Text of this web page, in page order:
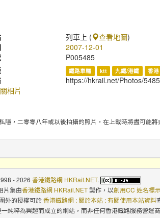
列車上 ( 查看地圖)
2007-12-01
P005485
鐵路車輛 ktt 九鐵/港鐵 香港
https://hkrail.net/Photos/
相片
隱，二零零八年或以後拍攝的照片，在上載時將盡可能
- 2026 香港鐵路網 HKRail.NET.
片集由香港鐵路網 HKRail.NET製作，以創用CC 姓名標
外的授權可於香港鐵路網 : 關於本站 : 有關使用本站資料
純粹為興趣而成立的網站，而非任何香港鐵路服務營運